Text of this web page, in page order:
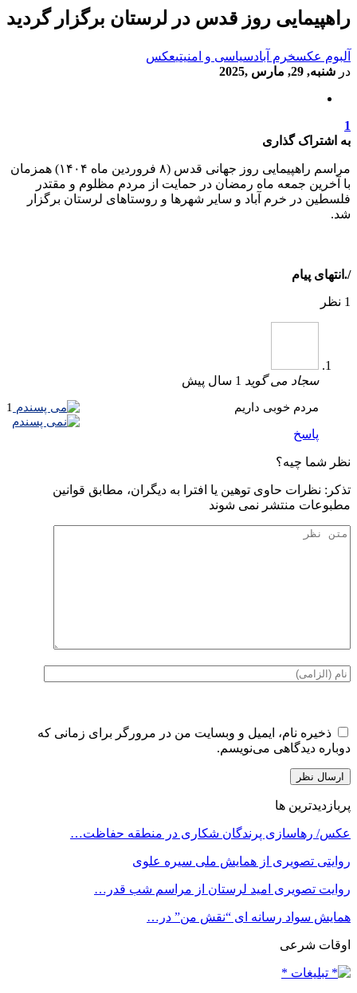
راهپیمایی روز قدس در لرستان برگزار گردید
آلبوم عکسخرم آبادسیاسی و امنیتیعكس
در شنبه, 29, مارس ,2025
1
به اشتراک گذاری
مراسم راهپیمایی روز جهانی قدس (۸ فروردین ماه ۱۴۰۴) همزمان
با آخرین جمعه ماه رمضان در حمایت از مردم مظلوم و مقتدر
فلسطین در خرم آباد و سایر شهرها و روستاهای لرستان برگزار
شد.
/.انتهای پیام
1 نظر
سجاد می گوید 1 سال پیش
1 مردم خوبی داریم
پاسخ
نظر شما چیه؟
تذكر: نظرات حاوی توهين يا افترا به ديگران، مطابق قوانين
مطبوعات منتشر نمی شوند
ذخیره نام، ایمیل و وبسایت من در مرورگر برای زمانی که
دوباره دیدگاهی می‌نویسم.
پربازدیدترین ها
عکس/ رهاسازی پرندگان شکاری در منطقه حفاظت…
روایتی تصویری از همایش ملی سیره علوی
روایت تصویری امید لرستان از مراسم شب قدر…
همایش سواد رسانه ای “نقش من” در…
اوقات شرعی